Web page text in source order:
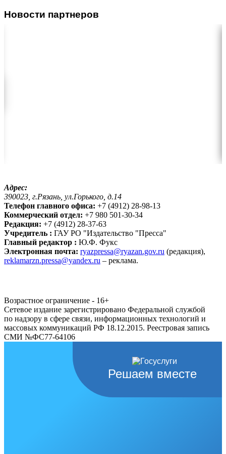
Новости партнеров
Адрес:
390023, г.Рязань, ул.Горького, д.14
Телефон главного офиса: +7 (4912) 28-98-13
Коммерческий отдел: +7 980 501-30-34
Редакция: +7 (4912) 28-37-63
Учредитель : ГАУ РО "Издательство "Пресса"
Главный редактор : Ю.Ф. Фукс
Электронная почта: ryazpressa@ryazan.gov.ru (редакция),
reklamarzn.pressa@yandex.ru – реклама.
Возрастное ограничение - 16+
Сетевое издание зарегистрировано Федеральной службой
по надзору в сфере связи, информационных технологий и
массовых коммуникаций РФ 18.12.2015. Реестровая запись
СМИ №ФС77-64106
Решаем вместе